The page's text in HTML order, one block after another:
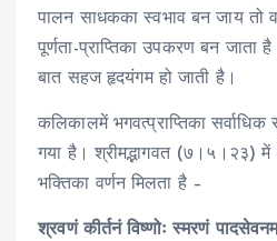
पालन साधकका स्वभाव बन जाय तो
पूर्णता-प्राप्तिका उपकरण बन
बात सहज हृदयंगम हो जाती है।
कलिकालमें भगवत्प्राप्तिका सर्वाधिक
गया है। श्रीमद्भागवत (७।५।२३) में
भक्तिका वर्णन मिलता है –
श्रवणं कीर्तनं विष्णोः स्मरणं